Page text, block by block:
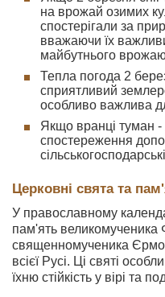
на врожай озимих
спостерігали за
вважаючи їх
майбутнього
Тепла погода 2
сприятливий
особливо важлива
Якщо вранці туман -
спостереження
Церковні свята та
У православному
пам'ять великомученика
священномученика
всієї Русі. Ці святі
їхню стійкість у вірі та